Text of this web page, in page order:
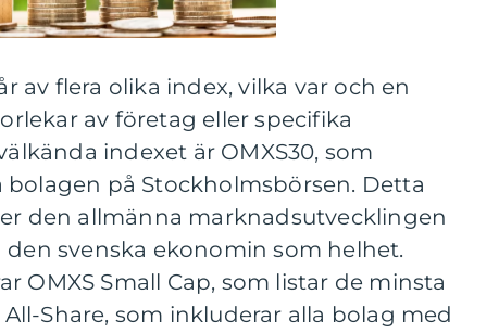
av flera olika index, vilka var och en
av företag eller specifika
indexet är OMXS30, som
på Stockholmsbörsen. Detta
den allmänna marknadsutvecklingen
svenska ekonomin som helhet.
OMXS Small Cap, som listar de minsta
Share, som inkluderar alla bolag med